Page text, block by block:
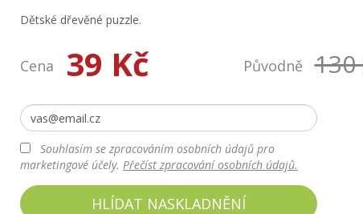
Dětské dřevěné puzzle.
Cena 39 Kč Původně 130
Souhlasím se zpracováním osobních údajů pro
marketingové účely. Přečíst zpracování osobních údajů.
HLÍDAT NASKLADNĚNÍ